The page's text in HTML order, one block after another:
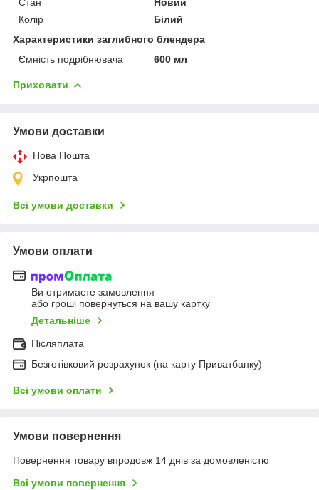
Колір
Білий
Характеристики заглибного блендера
Ємність подрібнювача
600 мл
Приховати
Умови доставки
Нова Пошта
Укрпошта
Всі умови доставки
Умови оплати
Ви отримаєте замовлення
або гроші повернуться на вашу картку
Детальніше
Післяплата
Безготівковий розрахунок (на карту Приватбанку)
Всі умови оплати
Умови повернення
Повернення товару впродовж 14 днів за домовленістю
Всі умови повернення